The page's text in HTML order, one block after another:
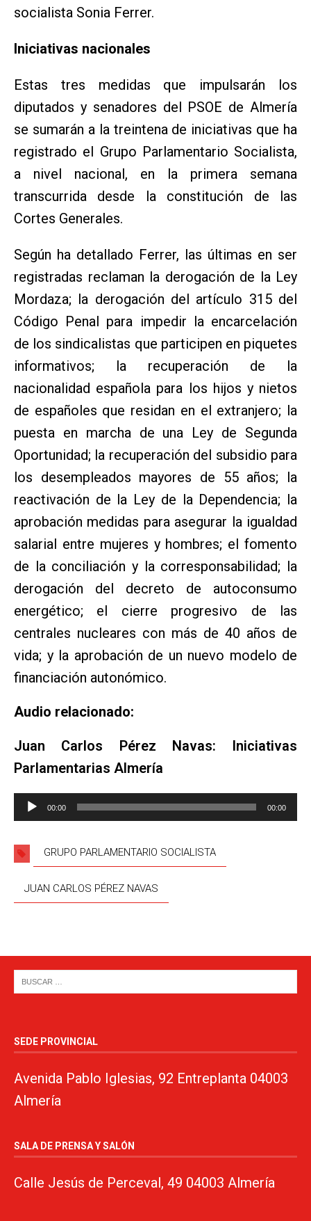
socialista Sonia Ferrer.
Iniciativas nacionales
Estas tres medidas que impulsarán los
diputados y senadores del PSOE de Almería
se sumarán a la treintena de iniciativas que ha
registrado el Grupo Parlamentario Socialista,
a nivel nacional, en la primera semana
transcurrida desde la constitución de las
Cortes Generales.
Según ha detallado Ferrer, las últimas en ser
registradas reclaman la derogación de la Ley
Mordaza; la derogación del artículo 315 del
Código Penal para impedir la encarcelación
de los sindicalistas que participen en piquetes
informativos; la recuperación de la
nacionalidad española para los hijos y nietos
de españoles que residan en el extranjero; la
puesta en marcha de una Ley de Segunda
Oportunidad; la recuperación del subsidio para
los desempleados mayores de 55 años; la
reactivación de la Ley de la Dependencia; la
aprobación medidas para asegurar la igualdad
salarial entre mujeres y hombres; el fomento
de la conciliación y la corresponsabilidad; la
derogación del decreto de autoconsumo
energético; el cierre progresivo de las
centrales nucleares con más de 40 años de
vida; y la aprobación de un nuevo modelo de
financiación autonómico.
Audio relacionado:
Juan Carlos Pérez Navas: Iniciativas
Parlamentarias Almería
Reproductor
00:00 00:00
GRUPO PARLAMENTARIO SOCIALISTA
JUAN CARLOS PÉREZ NAVAS
SEDE PROVINCIAL
Avenida Pablo Iglesias, 92 Entreplanta 04003
Almería
SALA DE PRENSA Y SALÓN
Calle Jesús de Perceval, 49 04003 Almería